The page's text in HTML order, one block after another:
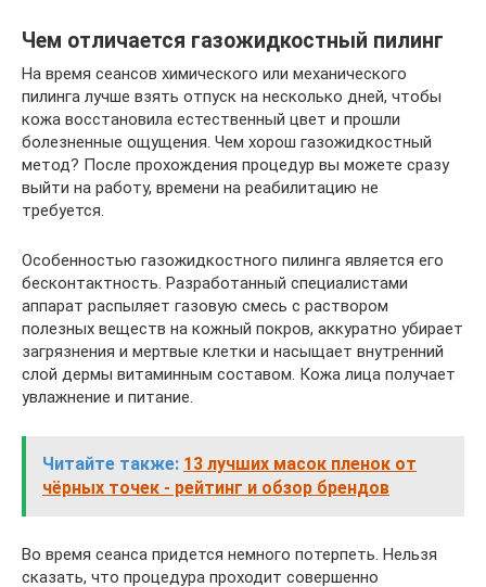
Чем отличается газожидкостный пилинг
На время сеансов химического или механического
пилинга лучше взять отпуск на несколько дней, чтобы
кожа восстановила естественный цвет и прошли
болезненные ощущения. Чем хорош газожидкостный
метод? После прохождения процедур вы можете сразу
выйти на работу, времени на реабилитацию не
требуется.
Особенностью газожидкостного пилинга является его
бесконтактность. Разработанный специалистами
аппарат распыляет газовую смесь с раствором
полезных веществ на кожный покров, аккуратно убирает
загрязнения и мертвые клетки и насыщает внутренний
слой дермы витаминным составом. Кожа лица получает
увлажнение и питание.
Читайте также: 13 лучших масок пленок от
чёрных точек - рейтинг и обзор брендов
Во время сеанса придется немного потерпеть. Нельзя
сказать, что процедура проходит совершенно